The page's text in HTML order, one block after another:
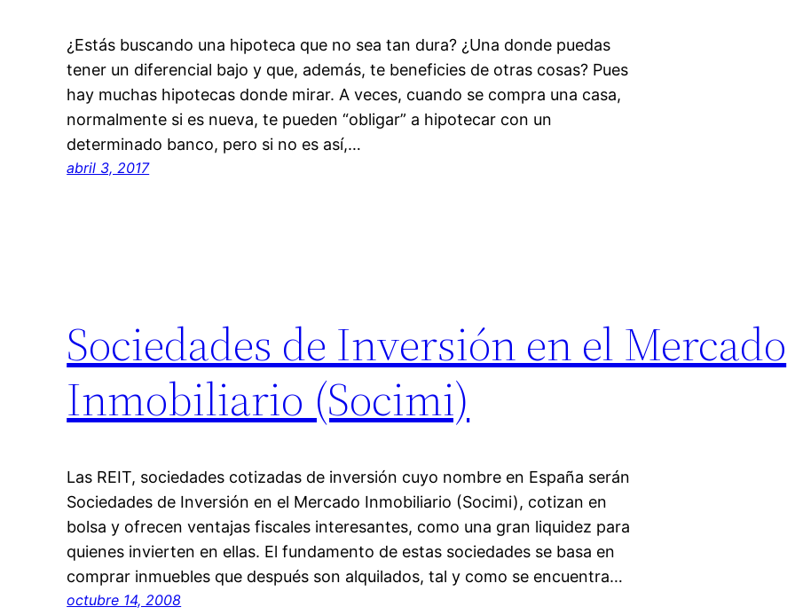
¿Estás buscando una hipoteca que no sea tan dura? ¿Una donde puedas
tener un diferencial bajo y que, además, te beneficies de otras cosas? Pues
hay muchas hipotecas donde mirar. A veces, cuando se compra una casa,
normalmente si es nueva, te pueden “obligar” a hipotecar con un
determinado banco, pero si no es así,…
abril 3, 2017
Sociedades de Inversión en el Mercado
Inmobiliario (Socimi)
Las REIT, sociedades cotizadas de inversión cuyo nombre en España serán
Sociedades de Inversión en el Mercado Inmobiliario (Socimi), cotizan en
bolsa y ofrecen ventajas fiscales interesantes, como una gran liquidez para
quienes invierten en ellas. El fundamento de estas sociedades se basa en
comprar inmuebles que después son alquilados, tal y como se encuentra…
octubre 14, 2008